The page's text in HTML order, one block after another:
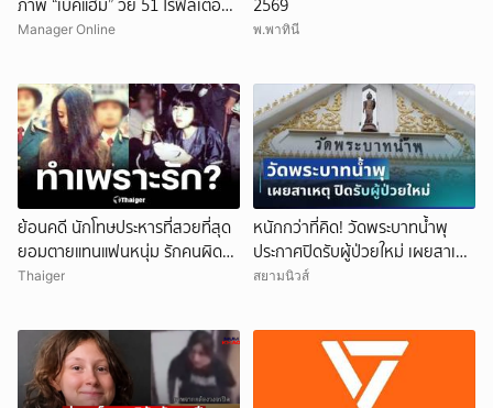
ภาพ “เบ็คแฮม” วัย 51 ไร้ฟิลเตอร์
เผยให้เห็นผมบาง-ศีรษะล้าน
Manager Online
2569
พ.พาทินี
ย้อนคดี นักโทษประหารที่สวยที่สุด
ยอมตายแทนแฟนหนุ่ม รักคนผิด
ชีวิตดิ่งเหว
Thaiger
หนักกว่าที่คิด! วัดพระบาทน้ำพุ
ประกาศปิดรับผู้ป่วยใหม่ เผยสาเหตุ
สุดสะเทือนใจ
สยามนิวส์
ยกเลิก